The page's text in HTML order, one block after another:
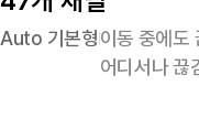
Auto 기본형이동 중에도
어디서나 끊